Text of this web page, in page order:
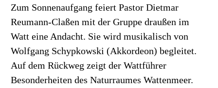
Zum Sonnenaufgang feiert Pastor Dietmar
Reumann-Claßen mit der Gruppe draußen im
Watt eine Andacht. Sie wird musikalisch von
Wolfgang Schypkowski (Akkordeon) begleitet.
Auf dem Rückweg zeigt der Wattführer
Besonderheiten des Naturraumes Wattenmeer.